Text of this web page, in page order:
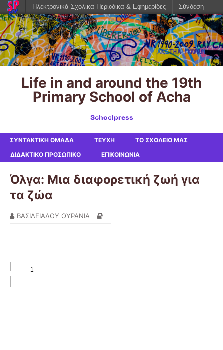
Life in and around the 19th
Primary School of Acha
Schoolpress
ΣΥΝΤΑΚΤΙΚΗ ΟΜΑΔΑ ΤΕΥΧΗ
ΤΟ ΣΧΟΛΕΙΟ ΜΑΣ
ΔΙΔΑΚΤΙΚΟ ΠΡΟΣΩΠΙΚΟ
ΕΠΙΚΟΙΝΩΝΙΑ
Όλγα: Μια διαφορετική ζωή για
τα ζώα
ΒΑΣΙΛΕΙΑΔΟΥ ΟΥΡΑΝΙΑ
Ηλεκτρονικά Σχολικά Περιοδικά & Εφημερίδες Σύνδεση